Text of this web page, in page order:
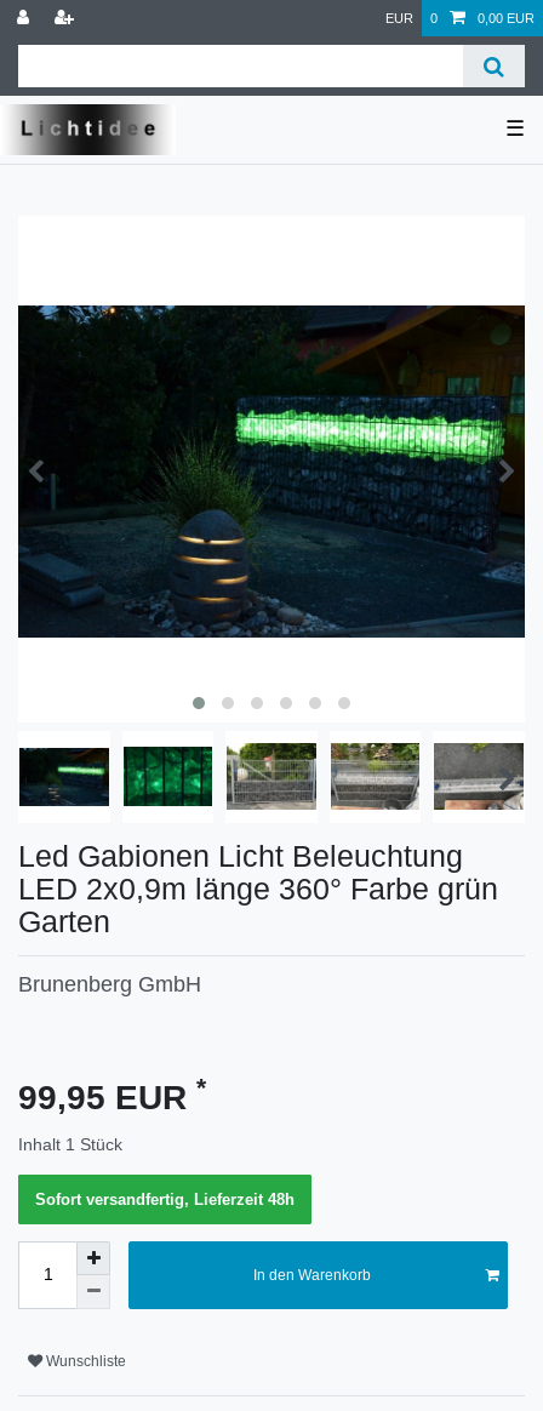
EUR 0 0,00 EUR
☰
Led Gabionen Licht Beleuchtung
LED 2x0,9m länge 360° Farbe grün
Garten
Brunenberg GmbH
Merkmal
99,95 EUR *
Inhalt 1 Stück
Sofort versandfertig, Lieferzeit 48h
In den Warenkorb
Wunschliste